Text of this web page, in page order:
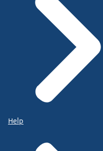
Help